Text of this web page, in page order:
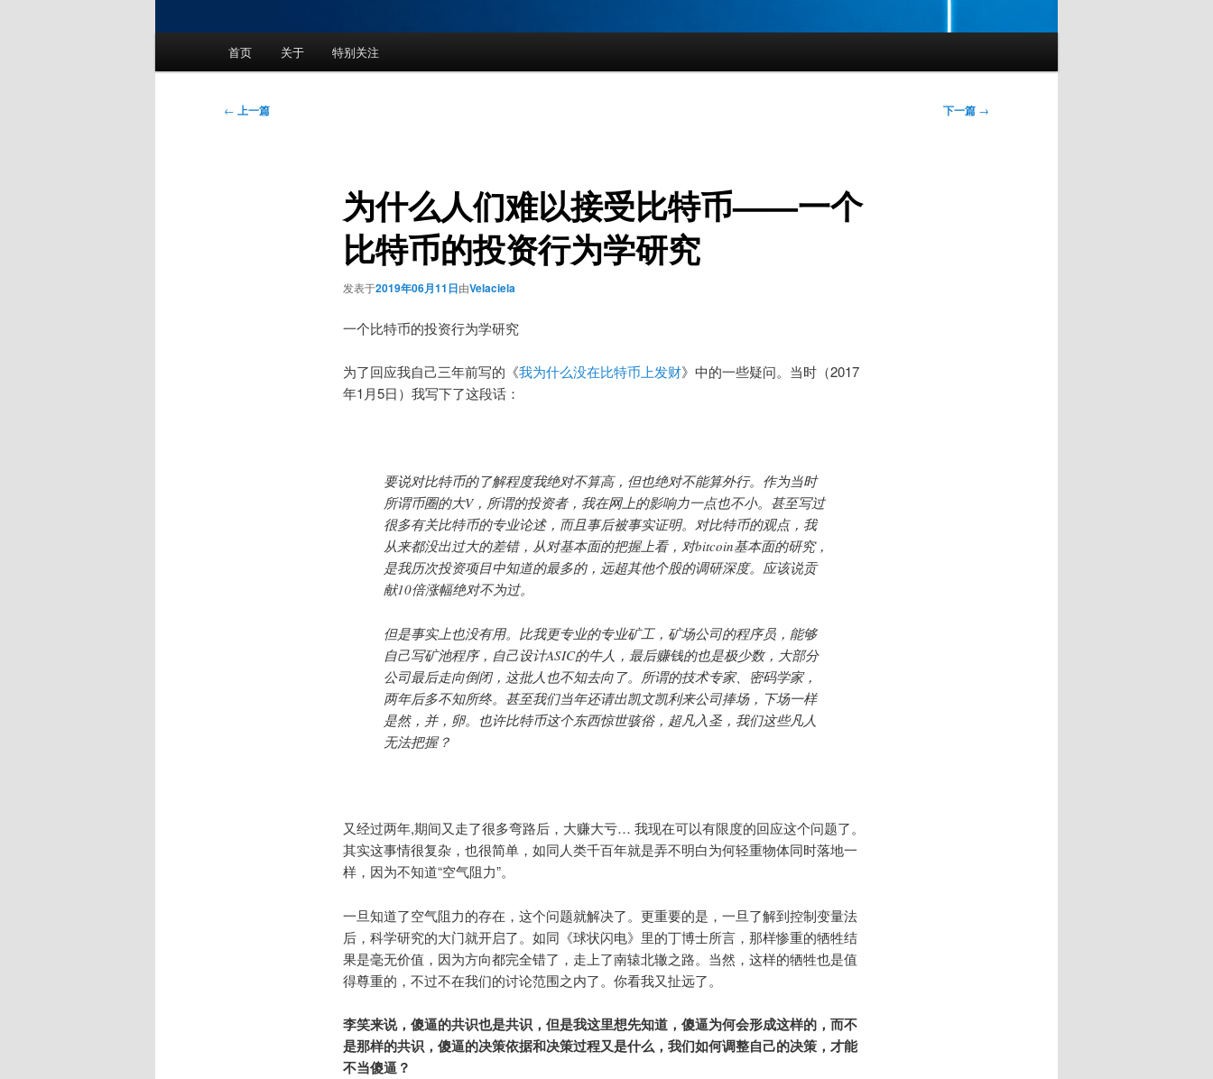
首页 关于 特别关注
文
← 上一篇 下一篇 →
为什么人们难以接受比特币——一个
比特币的投资行为学研究
发表于2019年06月11日由Velaciela
一个比特币的投资行为学研究
为了回应我自己三年前写的《我为什么没在比特币上发财》中的一些疑问。当时（2017
年1月5日）我写下了这段话：
要说对比特币的了解程度我绝对不算高，但也绝对不能算外行。作为当时
所谓币圈的大V，所谓的投资者，我在网上的影响力一点也不小。甚至写过
很多有关比特币的专业论述，而且事后被事实证明。对比特币的观点，我
从来都没出过大的差错，从对基本面的把握上看，对bitcoin基本面的研究，
是我历次投资项目中知道的最多的，远超其他个股的调研深度。应该说贡
献10倍涨幅绝对不为过。
但是事实上也没有用。比我更专业的专业矿工，矿场公司的程序员，能够
自己写矿池程序，自己设计ASIC的牛人，最后赚钱的也是极少数，大部分
公司最后走向倒闭，这批人也不知去向了。所谓的技术专家、密码学家，
两年后多不知所终。甚至我们当年还请出凯文凯利来公司捧场，下场一样
是然，并，卵。也许比特币这个东西惊世骇俗，超凡入圣，我们这些凡人
无法把握？
又经过两年,期间又走了很多弯路后，大赚大亏… 我现在可以有限度的回应这个问题了。
其实这事情很复杂，也很简单，如同人类千百年就是弄不明白为何轻重物体同时落地一
样，因为不知道“空气阻力”。
一旦知道了空气阻力的存在，这个问题就解决了。更重要的是，一旦了解到控制变量法
后，科学研究的大门就开启了。如同《球状闪电》里的丁博士所言，那样惨重的牺牲结
果是毫无价值，因为方向都完全错了，走上了南辕北辙之路。当然，这样的牺牲也是值
得尊重的，不过不在我们的讨论范围之内了。你看我又扯远了。
李笑来说，傻逼的共识也是共识，但是我这里想先知道，傻逼为何会形成这样的，而不
是那样的共识，傻逼的决策依据和决策过程又是什么，我们如何调整自己的决策，才能
不当傻逼？